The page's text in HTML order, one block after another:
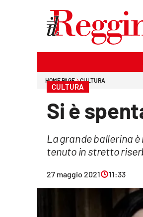
HOME PAGE CULTURA
CULTURA
Si è
La grande ballerina
tenuto in stretto
27 maggio 2021 11:33